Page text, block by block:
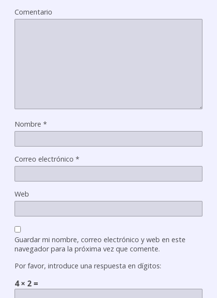
Comentario
Nombre *
Correo electrónico *
Web
Guardar mi nombre, correo electrónico y web en este
navegador para la próxima vez que comente.
Por favor, introduce una respuesta en dígitos:
4 × 2 =